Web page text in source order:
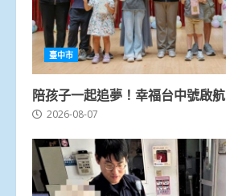
臺中市
陪孩子一起追夢！幸福台中號啟航
2026-08-07